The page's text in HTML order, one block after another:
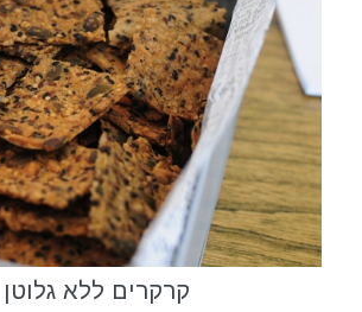
קרקרים ללא גלוטן